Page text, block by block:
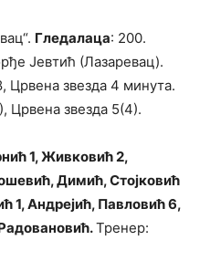
Гледалаца: 200.
Јевтић (Лазаревац).
Црвена звезда 4 минута.
Црвена звезда 5(4).
1, Живковић 2,
Димић, Стојковић
1, Андрејић, Павловић 6,
Тренер: